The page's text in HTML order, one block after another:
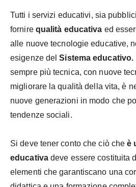
Tutti i servizi educativi, sia
fornire qualità educativa ed
alle nuove tecnologie educative,
esigenze delSistema educativo.
sempre più tecnica, con nuove
migliorare la qualità della vita, è
nuove generazioni in modo che
tendenze sociali.
Si deve tener conto che ciò cheè
educativadeve essere costituita
elementi che garantiscano una